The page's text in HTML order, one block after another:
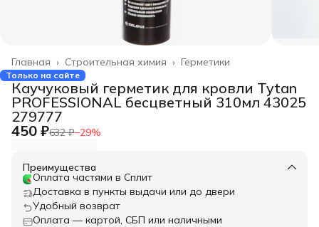
Герметики
Строительная химия ›
Главная ›
Только на сайте
Каучуковый герметик для кровли Tytan
PROFESSIONAL бесцветный 310мл 43025
279777
450 ₽632 ₽−29%
Преимущества
Оплата частями в Сплит
Доставка в пункты выдачи или до двери
Удобный возврат
Оплата — картой, СБП или наличными